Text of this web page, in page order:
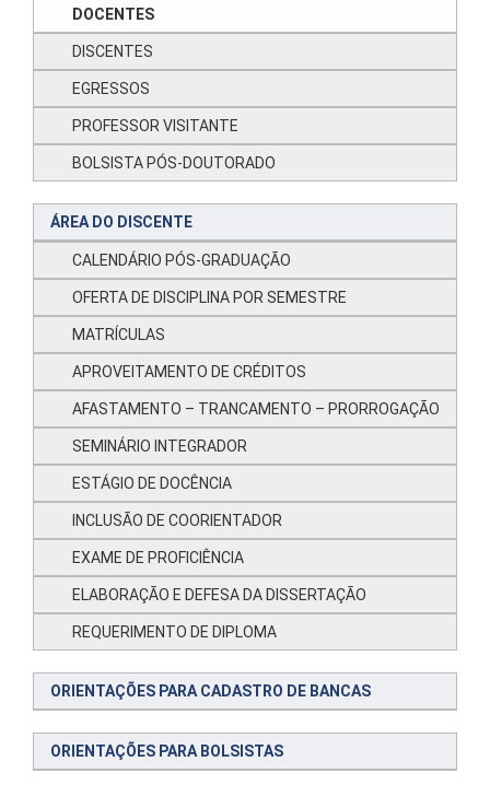
DOCENTES
DISCENTES
EGRESSOS
PROFESSOR VISITANTE
BOLSISTA PÓS-DOUTORADO
ÁREA DO DISCENTE
CALENDÁRIO PÓS-GRADUAÇÃO
OFERTA DE DISCIPLINA POR SEMESTRE
MATRÍCULAS
APROVEITAMENTO DE CRÉDITOS
AFASTAMENTO – TRANCAMENTO – PRORROGAÇÃO
SEMINÁRIO INTEGRADOR
ESTÁGIO DE DOCÊNCIA
INCLUSÃO DE COORIENTADOR
EXAME DE PROFICIÊNCIA
ELABORAÇÃO E DEFESA DA DISSERTAÇÃO
REQUERIMENTO DE DIPLOMA
ORIENTAÇÕES PARA CADASTRO DE BANCAS
ORIENTAÇÕES PARA BOLSISTAS